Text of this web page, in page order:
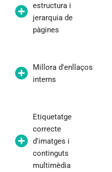
estructura i
jerarquia de
pàgines
Millora d'enllaços
interns
Etiquetatge
correcte
d'imatges i
continguts
multimèdia